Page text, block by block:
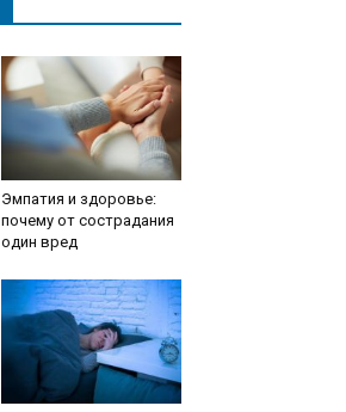
Эмпатия и здоровье:
почему от сострадания
один вред